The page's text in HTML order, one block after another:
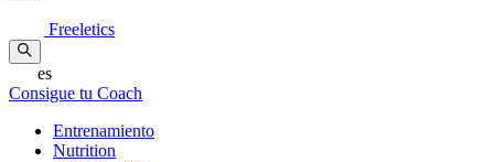
Freeletics
es
Consigue tu Coach
Entrenamiento
Nutrition